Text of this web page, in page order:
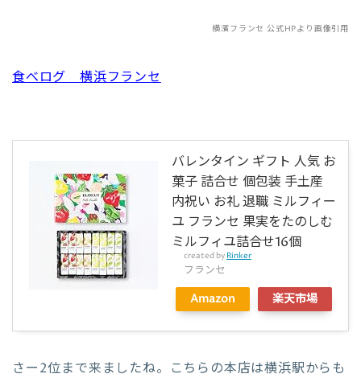
横濱フランセ 公式HPより画像引用
食べログ 横浜フランセ
バレンタイン ギフト 人気 お
菓子 詰合せ 個包装 手土産
内祝い お礼 退職 ミルフィー
ユ フランセ 果実をたのしむ
ミルフィユ詰合せ16個
created by Rinker
フランセ
Amazon 楽天市場
さー2位まで来ましたね。こちらの本店は横浜駅からも